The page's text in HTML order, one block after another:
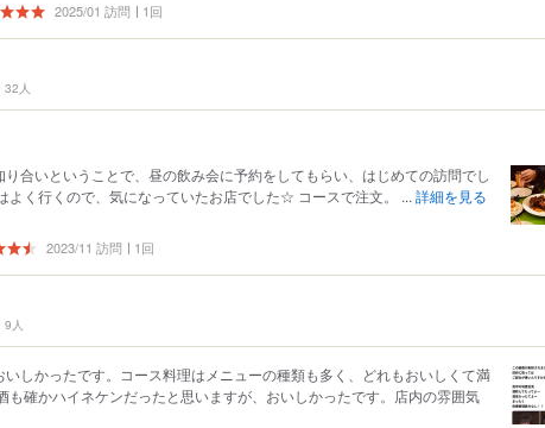
2025/01 訪問 1回
32人
合いということで、昼の飲み会に予約をしてもらい、はじめての訪問でし
よく行くので、気になっていたお店でした☆ コースで注文。 ... 詳細を見る
2023/11 訪問 1回
9人
いしかったです。コース料理はメニューの種類も多く、どれもおいしくて満
も確かハイネケンだったと思いますが、おいしかったです。店内の雰囲気